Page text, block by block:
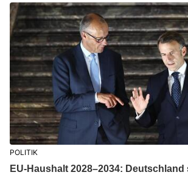
POLITIK
EU-Haushalt 2028–2034: